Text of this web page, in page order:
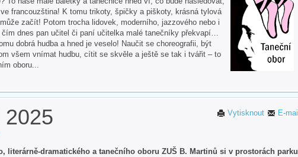
francouzština! K tomu trikoty, špičky a piškoty, krásná tylová
začít! Potom trocha lidovek, moderního, jazzového nebo i
dnes pan učitel či paní učitelka malé tanečníky překvapí…
dobrá hudba a hned je veselo! Naučit se choreografii, být
všem vnímat hudbu, cítit se skvěle a ještě se tak i tvářit – to
oboru...
E-mail
Vytisknout
2025
literárně-dramatického a tanečního oboru ZUŠ B. Martinů si v prostorách parku